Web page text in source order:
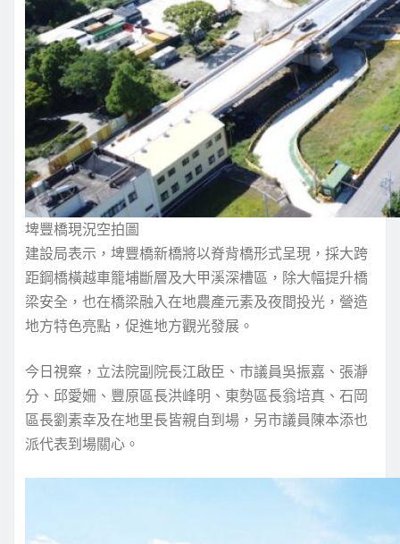
埤豐橋現況空拍圖
建設局表示，埤豐橋新橋將以脊背橋形式呈現，採大跨
距鋼橋橫越車籠埔斷層及大甲溪深槽區，除大幅提升橋
梁安全，也在橋梁融入在地農產元素及夜間投光，營造
地方特色亮點，促進地方觀光發展。
今日視察，立法院副院長江啟臣、市議員吳振嘉、張瀞
分、邱愛姍、豐原區長洪峰明、東勢區長翁培真、石岡
區長劉素幸及在地里長皆親自到場，另市議員陳本添也
派代表到場關心。